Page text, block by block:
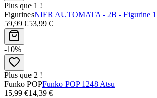
Plus que 1 !
FigurinesNIER AUTOMATA - 2B - Figurine
59,99 €53,99 €
-10%
Plus que 2 !
Funko POPFunko POP 1248 Atsu
15,99 €14,39 €